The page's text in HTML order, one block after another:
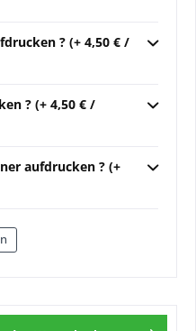
? (+ 4,50 € /
? (+ 4,50 € /
aufdrucken ? (+